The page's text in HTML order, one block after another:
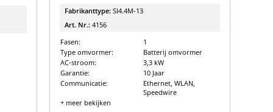
Fabrikanttype: SI4.4M-13
Art. Nr.: 4156
Fasen:
1
Type omvormer:
Batterij omvormer
AC-stroom:
3,3 kW
Garantie:
10 Jaar
Communicatie:
Ethernet, WLAN,
Speedwire
+ meer bekijken